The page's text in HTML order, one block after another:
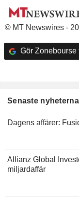
© MT Newswires -
Gör Zonebourse
Senaste
Dagens affärer:
Allianz Global
miljardaffär